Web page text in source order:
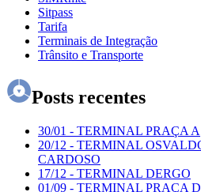
Sitpass
Tarifa
Terminais de Integração
Trânsito e Transporte
Posts recentes
30/01 - TERMINAL PRAÇA A
20/12 - TERMINAL
CARDOSO
17/12 - TERMINAL DERGO
01/09 - TERMINAL PRAÇA